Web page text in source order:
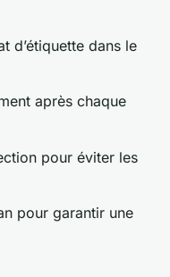
d’étiquette dans le
après chaque
pour éviter les
pour garantir une